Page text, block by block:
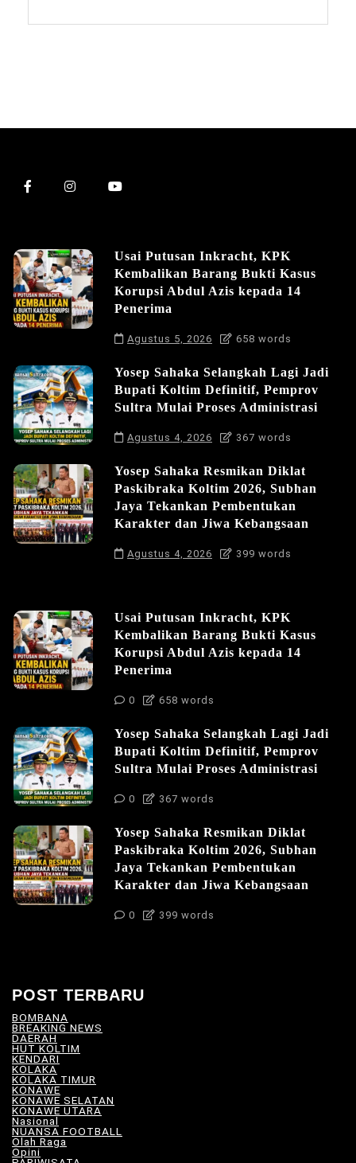
Usai Putusan Inkracht, KPK
Kembalikan Barang Bukti Kasus
Korupsi Abdul Azis kepada 14
Penerima
Agustus 5, 2026 658 words
Yosep Sahaka Selangkah Lagi Jadi
Bupati Koltim Definitif, Pemprov
Sultra Mulai Proses Administrasi
Agustus 4, 2026 367 words
Yosep Sahaka Resmikan Diklat
Paskibraka Koltim 2026, Subhan
Jaya Tekankan Pembentukan
Karakter dan Jiwa Kebangsaan
Agustus 4, 2026 399 words
Usai Putusan Inkracht, KPK
Kembalikan Barang Bukti Kasus
Korupsi Abdul Azis kepada 14
Penerima
0 658 words
Yosep Sahaka Selangkah Lagi Jadi
Bupati Koltim Definitif, Pemprov
Sultra Mulai Proses Administrasi
0 367 words
Yosep Sahaka Resmikan Diklat
Paskibraka Koltim 2026, Subhan
Jaya Tekankan Pembentukan
Karakter dan Jiwa Kebangsaan
0 399 words
POST TERBARU
BOMBANA
BREAKING NEWS
DAERAH
HUT KOLTIM
KENDARI
KOLAKA
KOLAKA TIMUR
KONAWE
KONAWE SELATAN
KONAWE UTARA
Nasional
NUANSA FOOTBALL
Olah Raga
Opini (5)